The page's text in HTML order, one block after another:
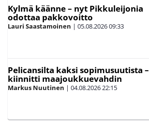
Kylmä käänne – nyt Pikkuleijonia
odottaa pakkovoitto
Lauri Saastamoinen | 05.08.202609:33
Pelicansilta kaksi sopimusuutista –
kiinnitti maajoukkuevahdin
Markus Nuutinen | 04.08.2026 22:15